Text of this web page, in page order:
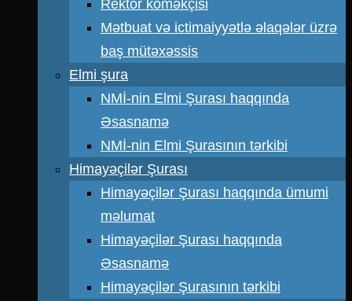
Rektor köməkçisi
Mətbuat və ictimaiyyətlə əlaqələr üzrə
baş mütəxəssis
Elmi şura
NMİ-nin Elmi Şurası haqqında
Əsasnamə
NMİ-nin Elmi Şurasının tərkibi
Himayəçilər Şurası
Himayəçilər Şurası haqqında ümumi
məlumat
Himayəçilər Şurası haqqında
Əsasnamə
Himayəçilər Şurasının tərkibi